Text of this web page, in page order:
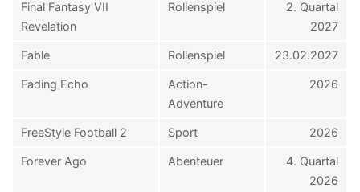
Final Fantasy VII
Revelation
Rollenspiel
2. Quartal
2027
Fable Rollenspiel 23.02.2027
Fading Echo
Action-
Adventure
2026
FreeStyle Football 2 Sport 2026
Forever Ago Abenteuer
4. Quartal
2026